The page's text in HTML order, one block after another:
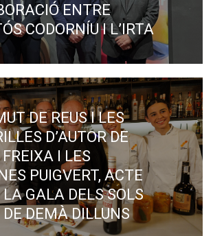
ENTRE
CODORNÍU I L’IRTA
DE REUS I LES
D’AUTOR DE
I LES
PUIGVERT, ACTE
LA GALA DELS SOLS
DEMÀ DILLUNS